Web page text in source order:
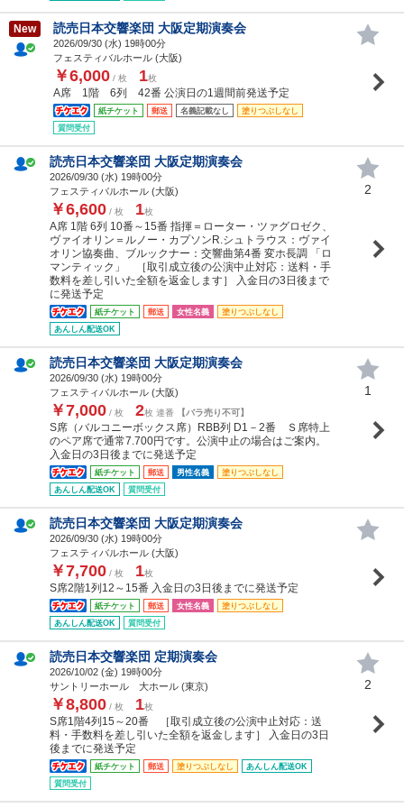
New 読売日本交響楽団 大阪定期演奏会
2026/09/30 (水) 19時00分
フェスティバルホール (大阪)
￥6,000 / 枚 1枚
A席 1階 6列 42番 公演日の1週間前発送予定
紙チケット 郵送 名義記載なし
塗りつぶしなし
質問受付
読売日本交響楽団 大阪定期演奏会
2026/09/30 (水) 19時00分
フェスティバルホール (大阪)
￥6,600 / 枚 1枚
A席 1階 6列 10番～15番 指揮＝ローター・ツァグロゼク、
ヴァイオリン＝ルノー・カプソンR.シュトラウス：ヴァイ
オリン協奏曲、ブルックナー：交響曲第4番 変ホ長調 「ロ
マンティック」 ［取引成立後の公演中止対応：送料・手
数料を差し引いた全額を返金します］ 入金日の3日後まで
に発送予定
紙チケット 郵送 女性名義
塗りつぶしなし
あんしん配送OK
2
読売日本交響楽団 大阪定期演奏会
2026/09/30 (水) 19時00分
フェスティバルホール (大阪)
￥7,000 / 枚 2枚 連番 【バラ売り不可】
S席（バルコニーボックス席）RBB列 D1－2番 Ｓ席特上
のペア席で通常7.700円です。公演中止の場合はご案内。
入金日の3日後までに発送予定
紙チケット 郵送 男性名義
塗りつぶしなし
あんしん配送OK
質問受付
1
読売日本交響楽団 大阪定期演奏会
2026/09/30 (水) 19時00分
フェスティバルホール (大阪)
￥7,700 / 枚 1枚
S席2階1列12～15番 入金日の3日後までに発送予定
紙チケット 郵送 女性名義
塗りつぶしなし
あんしん配送OK
質問受付
読売日本交響楽団 定期演奏会
2026/10/02 (金) 19時00分
サントリーホール 大ホール (東京)
￥8,800 / 枚 1枚
S席1階4列15～20番 ［取引成立後の公演中止対応：送
料・手数料を差し引いた全額を返金します］ 入金日の3日
後までに発送予定
紙チケット 郵送 塗りつぶしなし
あんしん配送OK
質問受付
2